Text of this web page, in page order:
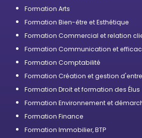
Formation Arts
Formation Bien-être et Esthétique
Formation Commercial et relation
Formation Communication et
Formation Comptabilité
Formation Création et gestion
Formation Droit et formation des Élus
Formation Environnement et
Formation Finance
Formation Immobilier, BTP